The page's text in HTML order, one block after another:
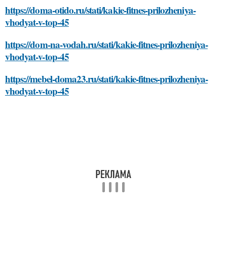
https://doma-otido.ru/stati/kakie-fitnes-prilozheniya-
vhodyat-v-top-45
https://dom-na-vodah.ru/stati/kakie-fitnes-prilozheniya-
vhodyat-v-top-45
https://mebel-doma23.ru/stati/kakie-fitnes-prilozheniya-
vhodyat-v-top-45